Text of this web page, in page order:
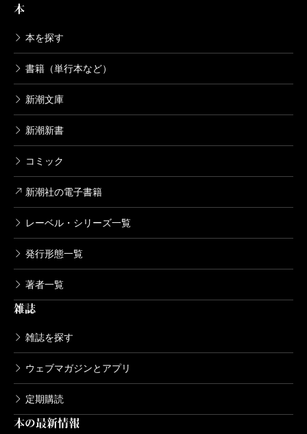
本
本を探す
書籍（単行本など）
新潮文庫
新潮新書
コミック
新潮社の電子書籍
レーベル・シリーズ一覧
発行形態一覧
著者一覧
雑誌
雑誌を探す
ウェブマガジンとアプリ
定期購読
本の最新情報